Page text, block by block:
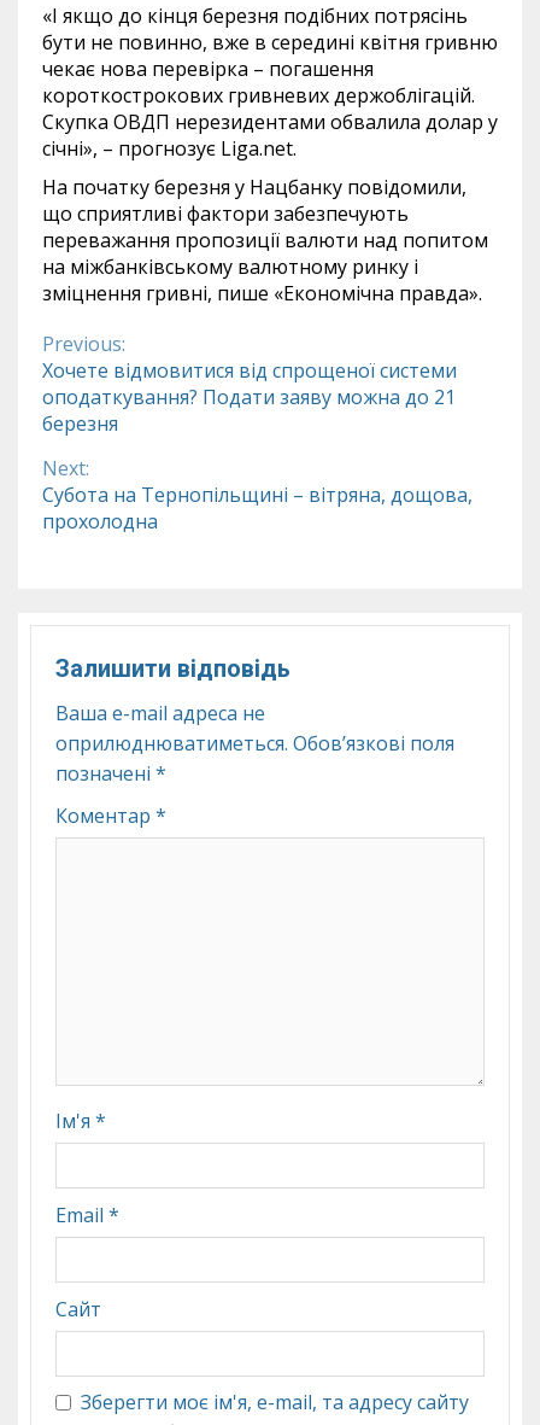
«І якщо до кінця березня подібних потрясінь
бути не повинно, вже в середині квітня гривню
чекає нова перевірка – погашення
короткострокових гривневих держоблігацій.
Скупка ОВДП нерезидентами обвалила долар у
січні», – прогнозує Liga.net.
На початку березня у Нацбанку повідомили,
що сприятливі фактори забезпечують
переважання пропозиції валюти над попитом
на міжбанківському валютному ринку і
зміцнення гривні, пише «Економічна правда».
Continue
Reading
Previous:
Хочете відмовитися від спрощеної системи
оподаткування? Подати заяву можна до 21
березня
Next:
Субота на Тернопільщині – вітряна, дощова,
прохолодна
Залишити відповідь
Ваша e-mail адреса не
оприлюднюватиметься. Обов’язкові поля
позначені *
Коментар *
Ім'я *
Email *
Сайт
Зберегти моє ім'я, e-mail, та адресу сайту